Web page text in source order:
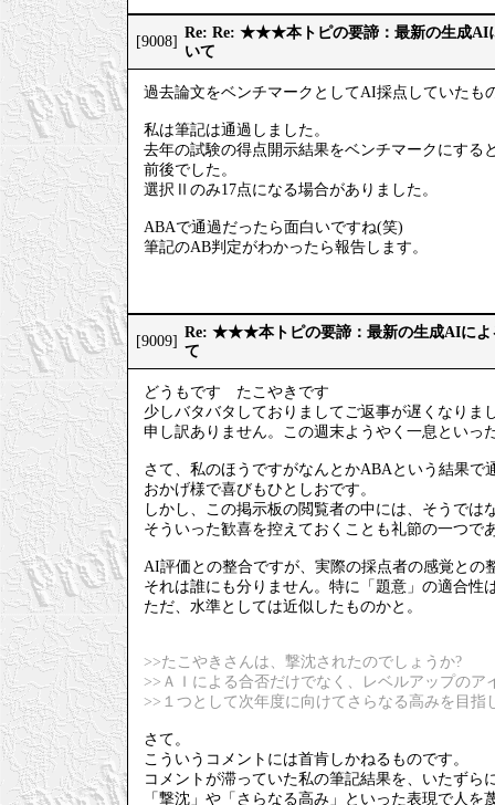
[9008]
Re: Re: ★★★本トピの要諦：最新の生成AI
いて
過去論文をベンチマークとしてAI採点していたも
私は筆記は通過しました。
去年の試験の得点開示結果をベンチマークにす
前後でした。
選択Ⅱのみ17点になる場合がありました。
ABAで通過だったら面白いですね(笑)
筆記のAB判定がわかったら報告します。
[9009]
Re: ★★★本トピの要諦：最新の生成AIによ
て
どうもです たこやきです
少しバタバタしておりましてご返事が遅くなりま
申し訳ありません。この週末ようやく一息といっ
さて、私のほうですがなんとかABAという結果で
おかげ様で喜びもひとしおです。
しかし、この掲示板の閲覧者の中には、そうでは
そういった歓喜を控えておくことも礼節の一つで
AI評価との整合ですが、実際の採点者の感覚との
それは誰にも分りません。特に「題意」の適合性
ただ、水準としては近似したものかと。
>>たこやきさんは、撃沈されたのでしょうか?
>>ＡＩによる合否だけでなく、レベルアップのア
>>１つとして次年度に向けてさらなる高みを目指
さて。
こういうコメントには首肯しかねるものです。
コメントが滞っていた私の筆記結果を、いたずら
「撃沈」や「さらなる高み」といった表現で人を